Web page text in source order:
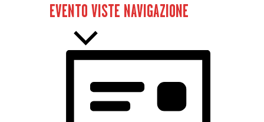
EVENTO VISTE NAVIGAZIONE